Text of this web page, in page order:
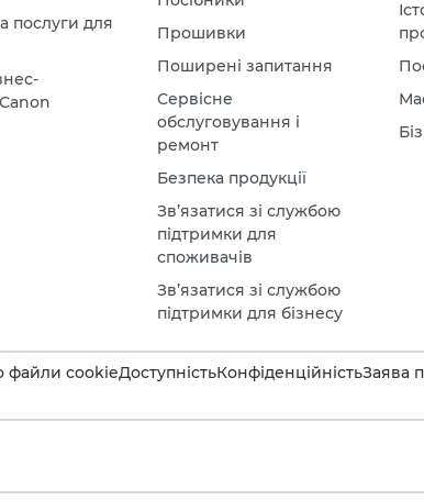
послуги для
Прошивки
Поширені запитання
Сервісне
обслуговування і
ремонт
Безпека продукції
Зв’язатися зі службою
підтримки для
споживачів
Зв’язатися зі службою
підтримки для бізнесу
файли cookieДоступністьКонфіденційністьЗаява